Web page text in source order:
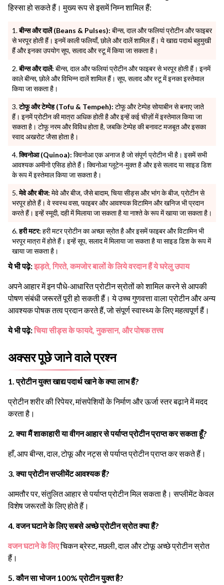
हिस्सा हो सकते हैं। मुख्य रूप से इसमें निम्न शामिल हैं:
बीन्स और दालें (Beans & Pulses): बीन्स, दाल और फलियां प्रोटीन और फाइबर
से भरपूर होती हैं। इनमें काली फलियाँ, छोले और दालें शामिल हैं। ये खाद्य पदार्थ बहुमुखी
हैं और इनका उपयोग सूप, सलाद और स्टू में किया जा सकता है।
बीन्स और दालें: बीन्स, दाल और फलियां प्रोटीन और फाइबर से भरपूर होती हैं। इनमें
काले बीन्स, छोले और विभिन्न दालें शामिल हैं। सूप, सलाद और स्टू में इनका इस्तेमाल
किया जा सकता है।
टोफू और टेम्पेह (Tofu & Tempeh): टोफू और टेम्पेह सोयाबीन से बनाए जाते
हैं। इनमें प्रोटीन की मात्रा अधिक होती है और इन्हें कई चीज़ों में इस्तेमाल किया जा
सकता है। टोफू नरम और विविध होता है, जबकि टेम्पेह की बनावट मजबूत और इसका
स्वाद अखरोट जैसा होता है।
क्विनोआ (Quinoa): क्विनोआ एक अनाज है जो संपूर्ण प्रोटीन भी है। इसमें सभी
आवश्यक अमीनो एसिड होते हैं। क्विनोआ ग्लूटेन-मुक्त है और इसे सलाद या साइड डिश
के रूप में इस्तेमाल किया जा सकता है।
मेवे और बीज: मेवे और बीज, जैसे बादाम, चिया सीड्स और भांग के बीज, प्रोटीन से
भरपूर होते हैं। वे स्वस्थ वसा, फाइबर और आवश्यक विटामिन और खनिज भी प्रदान
करते हैं। इन्हें स्मूदी, दही में मिलाया जा सकता है या नाश्ते के रूप में खाया जा सकता है।
हरी मटर: हरी मटर प्रोटीन का अच्छा स्रोत है और इसमें फाइबर और विटामिन भी
भरपूर मात्रा में होते हैं। इन्हें सूप, सलाद में मिलाया जा सकता है या साइड डिश के रूप में
खाया जा सकता है।
ये भी पढ़े:झड़ते, गिरते, कमजोर बालों के लिये वरदान हैं ये घरेलु उपाय
अपने आहार में इन पौधे-आधारित प्रोटीन स्रोतों को शामिल करने से आपकी
पोषण संबंधी जरूरतें पूरी हो सकती हैं। ये उच्च गुणवत्ता वाला प्रोटीन और अन्य
आवश्यक पोषक तत्व प्रदान करते हैं, जो संपूर्ण स्वास्थ्य के लिए महत्वपूर्ण हैं।
ये भी पढ़े:चिया सीड्स के फायदे, नुकसान, और पोषक तत्त्व
अक्सर पूछे जाने वाले प्रश्न
1. प्रोटीन युक्त खाद्य पदार्थ खाने के क्या लाभ हैं?
प्रोटीन शरीर की रिपेयर, मांसपेशियों के निर्माण और ऊर्जा स्तर बढ़ाने में मदद
करता है।
2. क्या मैं शाकाहारी या वीगन आहार से पर्याप्त प्रोटीन प्राप्त कर सकता हूँ?
हाँ, आप बीन्स, दाल, टोफू और नट्स से पर्याप्त प्रोटीन प्राप्त कर सकते हैं।
3. क्या प्रोटीन सप्लीमेंट आवश्यक हैं?
आमतौर पर, संतुलित आहार से पर्याप्त प्रोटीन मिल सकता है। सप्लीमेंट केवल
विशेष जरूरतों के लिए होते हैं।
4. वजन घटाने के लिए सबसे अच्छे प्रोटीन स्रोत क्या हैं?
वजन घटाने के लिएचिकन ब्रेस्ट, मछली, दाल और टोफू अच्छे प्रोटीन स्रोत
हैं।
5. कौन सा भोजन 100% प्रोटीन युक्त है?